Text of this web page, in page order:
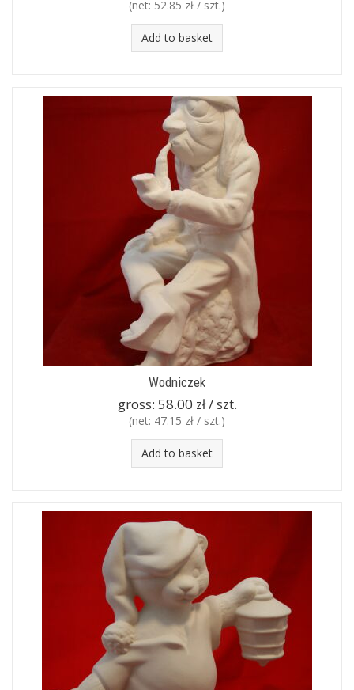
(net: 52.85 zł / szt.)
Add to basket
Wodniczek
gross: 58.00 zł / szt.
(net: 47.15 zł / szt.)
Add to basket